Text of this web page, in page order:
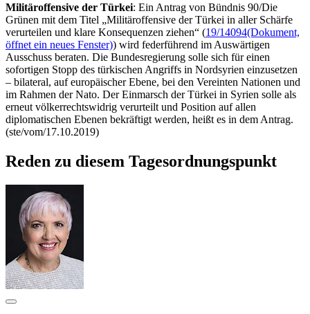
Militäroffensive der Türkei: Ein Antrag von Bündnis 90/Die
Grünen mit dem Titel „Militäroffensive der Türkei in aller Schärfe
verurteilen und klare Konsequenzen ziehen“ (19/14094(Dokument,
öffnet ein neues Fenster)) wird federführend im Auswärtigen
Ausschuss beraten. Die Bundesregierung solle sich für einen
sofortigen Stopp des türkischen Angriffs in Nordsyrien einzusetzen
– bilateral, auf europäischer Ebene, bei den Vereinten Nationen und
im Rahmen der Nato. Der Einmarsch der Türkei in Syrien solle als
erneut völkerrechtswidrig verurteilt und Position auf allen
diplomatischen Ebenen bekräftigt werden, heißt es in dem Antrag.
(ste/vom/17.10.2019)
Reden zu diesem Tagesordnungspunkt